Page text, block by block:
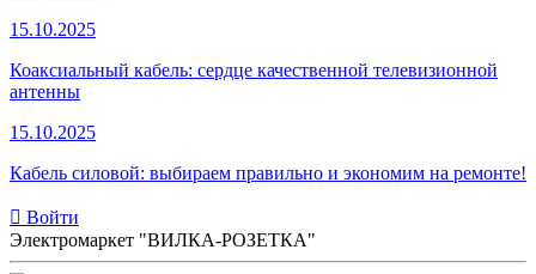
15.10.2025
Коаксиальный кабель: сердце качественной телевизионной
антенны
15.10.2025
Кабель силовой: выбираем правильно и экономим на ремонте!
Войти
Электромаркет "ВИЛКА-РОЗЕТКА"